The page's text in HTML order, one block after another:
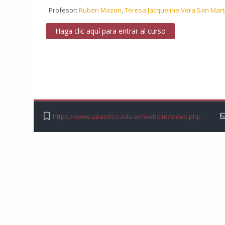
Profesor:Ruben Mazon ,Teresa Jacqueline Vera San
Haga clic aquí para entrar al curso
https://www.upacifico.edu.ec/website/index.php